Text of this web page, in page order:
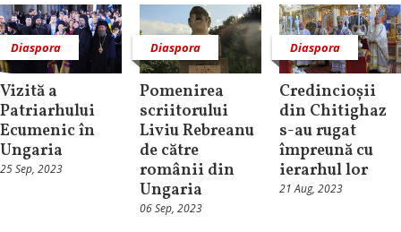
Diaspora
Vizită a
Patriarhului
Ecumenic în
Ungaria
25 Sep, 2023
Diaspora
Pomenirea
scriitorului
Liviu Rebreanu
de către
românii din
Ungaria
06 Sep, 2023
Diaspora
Credincioșii
din Chitighaz
s-au rugat
împreună cu
ierarhul lor
21 Aug, 2023